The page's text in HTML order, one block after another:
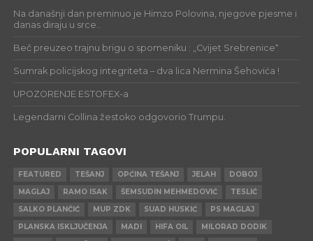
Na današnji dan preminuo je Himzo Polovina, njegove pjesme i
danas diraju u srce..
Beč preuzeo trajnu brigu o spomeniku : „Cvijet Srebrenice“
Sumrak policijskog integriteta – dva lica Nermina Šehovića !
UPOZORENJE ESTOFEX-a
Legendarni Collina žestoko odgovorio Trumpu.
POPULARNI TAGOVI
FEATURED TEŠANJ OPĆINA TEŠANJ JELAH
DOBOJ
MAGLAJ
RAMO ISAK ŠEMSUDIN MEHMEDOVIĆ
TESLIĆ
SALKO PLANČIĆ
MUP ZDK SUAD HUSKIĆ
PS MAGLAJ
PLANSKA ISKLJUČENJA
MADI HIFA OIL
MILORAD DODIK